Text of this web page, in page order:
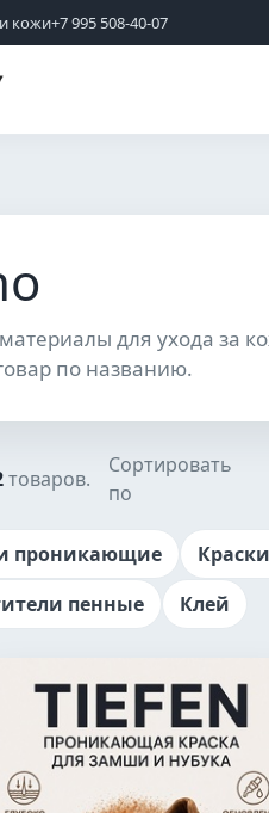
кожи+7 995 508-40-07
для ухода за
по названию.
товаров.
Сортировать
по
проникающие
пенные Клей